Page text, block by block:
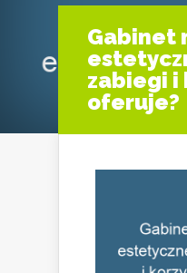
Gabinet
zabiegi i
oferuje?